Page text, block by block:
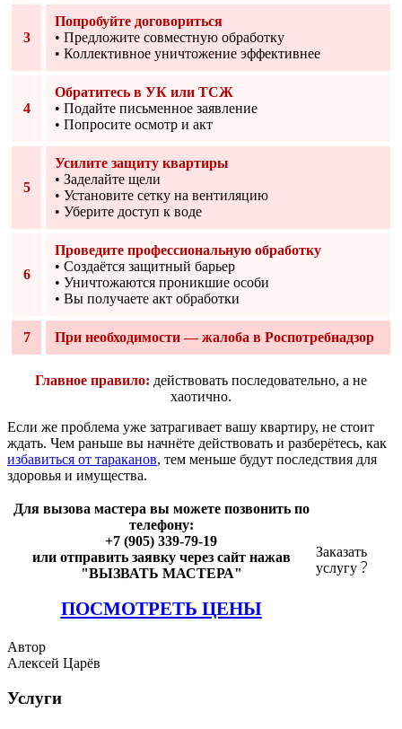
3
Попробуйте договориться
• Предложите совместную обработку
• Коллективное уничтожение эффективнее
4
Обратитесь в УК или ТСЖ
• Подайте письменное заявление
• Попросите осмотр и акт
5
Усилите защиту квартиры
• Заделайте щели
• Установите сетку на вентиляцию
• Уберите доступ к воде
6
Проведите профессиональную обработку
• Создаётся защитный барьер
• Уничтожаются проникшие особи
• Вы получаете акт обработки
7 При необходимости — жалоба в Роспотребнадзор
Главное правило: действовать последовательно, а не
хаотично.
Если же проблема уже затрагивает вашу квартиру, не стоит
ждать. Чем раньше вы начнёте действовать и разберётесь, как
избавиться от тараканов, тем меньше будут последствия для
здоровья и имущества.
Для вызова мастера вы можете позвонить по
телефону:
+7 (905) 339-79-19
или отправить заявку через сайт нажав
"ВЫЗВАТЬ МАСТЕРА"
ПОСМОТРЕТЬ ЦЕНЫ
Заказать
услугу
Автор
Алексей Царёв
Услуги